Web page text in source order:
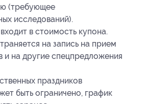
(требующее
исследований).
в стоимость купона.
на запись на прием
и на другие спецпредложения
праздников
быть ограничено, график